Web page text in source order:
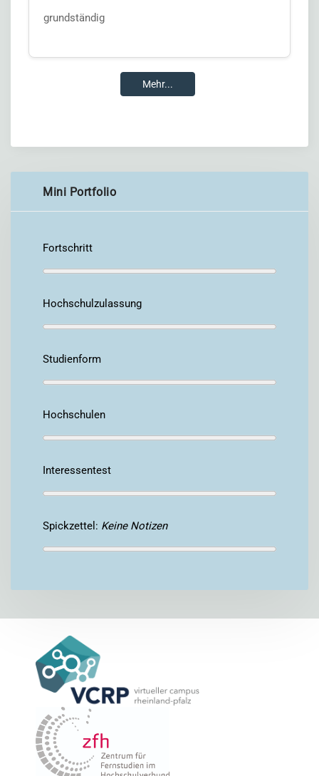
grundständig
Mehr...
Mini Portfolio
Fortschritt
Hochschulzulassung
Studienform
Hochschulen
Interessentest
Spickzettel: Keine Notizen